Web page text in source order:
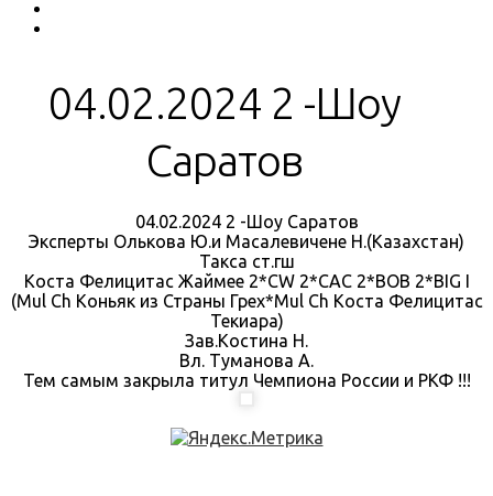
04.02.2024 2 -Шоу
Саратов
04.02.2024 2 -Шоу Саратов
Эксперты Олькова Ю.и Масалевичене Н.(Казахстан)
Такса ст.гш
Коста Фелицитас Жаймее 2*CW 2*CAC 2*BOB 2*BIG I
(Mul Ch Коньяк из Страны Грех*Mul Ch Коста Фелицитас
Текиара)
Зав.Костина Н.
Вл. Туманова А.
Тем самым закрыла титул Чемпиона России и РКФ !!!